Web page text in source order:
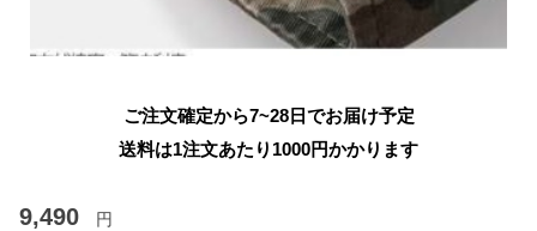
ご注文確定から7~28日でお届け予定
送料は1注文あたり 1000円かかります
9,490 円